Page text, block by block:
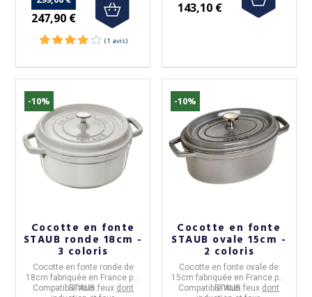
247,90 €
143,10 €
-10%
Cocotte en fonte
STAUB ronde 18cm -
3 coloris
Cocotte en fonte ronde de
18cm fabriquée en Francepar
STAUB.
Compatible tous feux dont
-10%
Cocotte en fonte
STAUB ovale 15cm -
2 coloris
Cocotte en fonte ovale de
15cm fabriquée en France par
STAUB.
Compatible tous feux dont